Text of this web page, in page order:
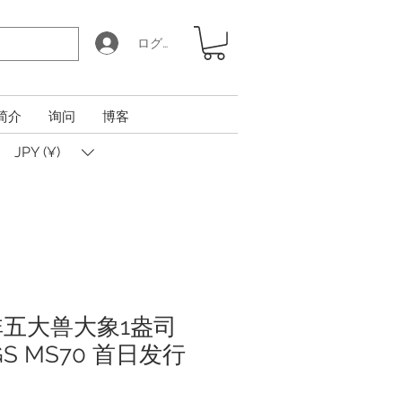
ログイン
介 询问 博客
JPY (¥)
大兽大象1盎司
MS70 首日发行